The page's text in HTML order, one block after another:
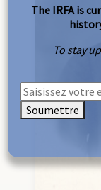
The IRFA is
To stay
Soumettre